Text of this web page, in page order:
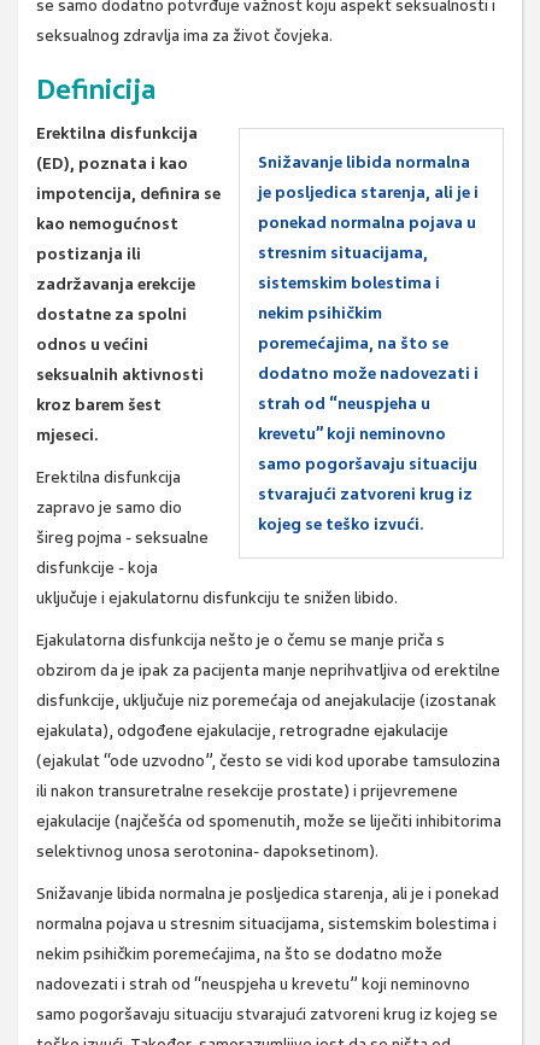
se samo dodatno potvrđuje važnost koju aspekt seksualnosti i
seksualnog zdravlja ima za život čovjeka.
Definicija
Snižavanje libida normalna
je posljedica starenja, ali je i
ponekad normalna pojava u
stresnim situacijama,
sistemskim bolestima i
nekim psihičkim
poremećajima, na što se
dodatno može nadovezati i
strah od “neuspjeha u
krevetu” koji neminovno
samo pogoršavaju situaciju
stvarajući zatvoreni krug iz
kojeg se teško izvući.
Erektilna disfunkcija
(ED), poznata i kao
impotencija, definira se
kao nemogućnost
postizanja ili
zadržavanja erekcije
dostatne za spolni
odnos u većini
seksualnih aktivnosti
kroz barem šest
mjeseci.
Erektilna disfunkcija
zapravo je samo dio
šireg pojma - seksualne
disfunkcije - koja
uključuje i ejakulatornu disfunkciju te snižen libido.
Ejakulatorna disfunkcija nešto je o čemu se manje priča s
obzirom da je ipak za pacijenta manje neprihvatljiva od erektilne
disfunkcije, uključuje niz poremećaja od anejakulacije (izostanak
ejakulata), odgođene ejakulacije, retrogradne ejakulacije
(ejakulat “ode uzvodno”, često se vidi kod uporabe tamsulozina
ili nakon transuretralne resekcije prostate) i prijevremene
ejakulacije (najčešća od spomenutih, može se liječiti inhibitorima
selektivnog unosa serotonina- dapoksetinom).
Snižavanje libida normalna je posljedica starenja, ali je i ponekad
normalna pojava u stresnim situacijama, sistemskim bolestima i
nekim psihičkim poremećajima, na što se dodatno može
nadovezati i strah od “neuspjeha u krevetu” koji neminovno
samo pogoršavaju situaciju stvarajući zatvoreni krug iz kojeg se